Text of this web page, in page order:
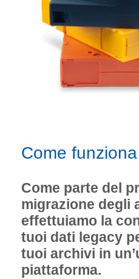
Come
Come parte del
migrazione degli
effettuiamo la
tuoi dati legacy
tuoi archivi in
piattaforma.